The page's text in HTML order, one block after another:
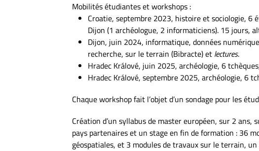
Mobilités étudiantes et workshops :
Croatie, septembre 2023, histoire et sociologie, 6
Dijon (1 archéologue, 2 informaticiens). 15 jours,
Dijon, juin 2024, informatique, données
recherche, sur le terrain (Bibracte) et lectures.
Hradec Králové, juin 2025, archéologie, 6
Hradec Králové, septembre 2025, archéologie, 6
Chaque workshop fait l’objet d’un sondage pour les
Création d’un syllabus de master européen, sur 2 ans,
pays partenaires et un stage en fin de formation : 36
géospatiales, et 3 modules de travaux sur le terrain,